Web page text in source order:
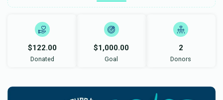
$122.00
Donated
$1,000.00
Goal
2
Donors